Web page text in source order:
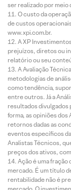
ser realizado por meio
O custo da
de custos
www.xpi.com.br.
A XP
prejuízos, diretos ou
relatório ou seu
A Avaliação
metodologias de
como tendência,
entre outros. Já a
resultados divulgados
forma, as opiniões
retornos dadas as
eventos específicos
Analistas Técnicos,
preços dos ativos,
Ação é uma fração
mercado. É um título
rentabilidade não é